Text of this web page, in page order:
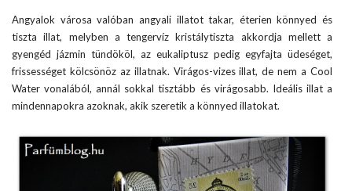
Angyalok városa valóban angyali illatot takar, éterien könnyed és
tiszta illat, melyben a tengervíz kristálytiszta akkordja mellett a
gyengéd jázmin tündököl, az eukaliptusz pedig egyfajta üdeséget,
frissességet kölcsönöz az illatnak. Virágos-vizes illat, de nem a Cool
Water vonalából, annál sokkal tisztább és virágosabb. Ideális illat a
mindennapokra azoknak, akik szeretik a könnyed illatokat.